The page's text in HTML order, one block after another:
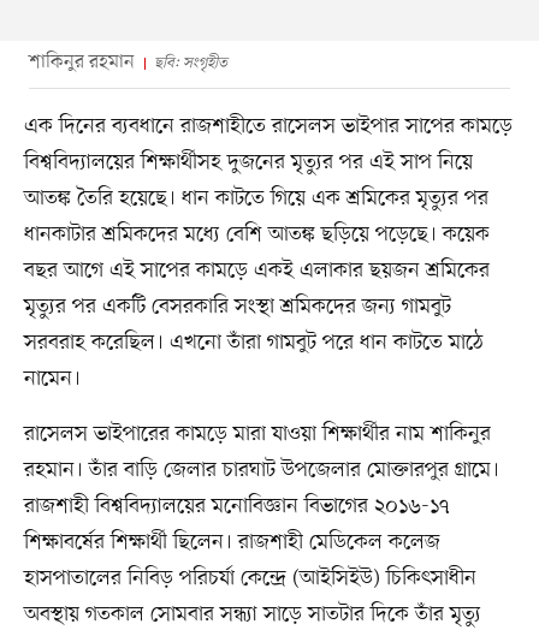
শাকিনুর রহমান ছবি: সংগৃহীত
এক দিনের ব্যবধানে রাজশাহীতে রাসেলস ভাইপার সাপের কামড়ে
বিশ্ববিদ্যালয়ের শিক্ষার্থীসহ দুজনের মৃত্যুর পর এই সাপ নিয়ে
আতঙ্ক তৈরি হয়েছে। ধান কাটতে গিয়ে এক শ্রমিকের মৃত্যুর পর
ধানকাটার শ্রমিকদের মধ্যে বেশি আতঙ্ক ছড়িয়ে পড়েছে। কয়েক
বছর আগে এই সাপের কামড়ে একই এলাকার ছয়জন শ্রমিকের
মৃত্যুর পর একটি বেসরকারি সংস্থা শ্রমিকদের জন্য গামবুট
সরবরাহ করেছিল। এখনো তাঁরা গামবুট পরে ধান কাটতে মাঠে
নামেন।
রাসেলস ভাইপারের কামড়ে মারা যাওয়া শিক্ষার্থীর নাম শাকিনুর
রহমান। তাঁর বাড়ি জেলার চারঘাট উপজেলার মোক্তারপুর গ্রামে।
রাজশাহী বিশ্ববিদ্যালয়ের মনোবিজ্ঞান বিভাগের ২০১৬-১৭
শিক্ষাবর্ষের শিক্ষার্থী ছিলেন। রাজশাহী মেডিকেল কলেজ
হাসপাতালের নিবিড় পরিচর্যা কেন্দ্রে (আইসিইউ) চিকিৎসাধীন
অবস্থায় গতকাল সোমবার সন্ধ্যা সাড়ে সাতটার দিকে তাঁর মৃত্যু